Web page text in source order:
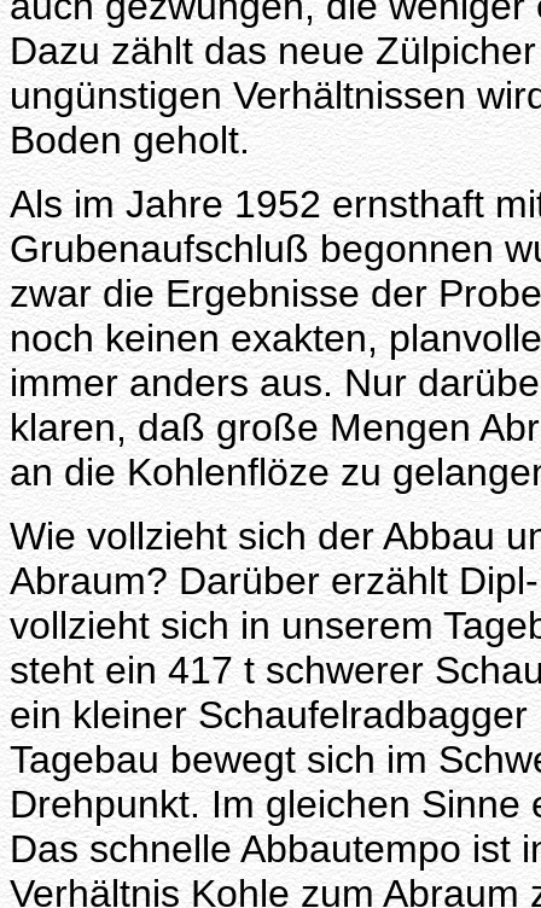
Dazu zählt das neue
ungünstigen Verhältnissen
Boden geholt.
Als im Jahre 1952 ernsthaft
Grubenaufschluß begonnen
zwar die Ergebnisse der
noch keinen exakten,
immer anders aus. Nur
klaren, daß große Mengen
an die Kohlenflöze zu
Wie vollzieht sich der Abbau
Abraum? Darüber erzählt
vollzieht sich in unserem
steht ein 417 t schwerer
ein kleiner
Tagebau bewegt sich im
Drehpunkt. Im gleichen Sinne
Das schnelle Abbautempo ist
Verhältnis Kohle zum